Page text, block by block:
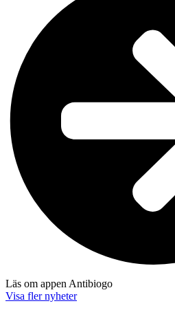
Läs om appen Antibiogo
Visa fler nyheter